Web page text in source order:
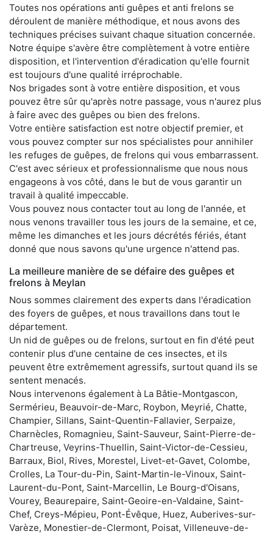
Toutes nos opérations anti guêpes et anti frelons se
déroulent de manière méthodique, et nous avons des
techniques précises suivant chaque situation concernée.
Notre équipe s'avère être complètement à votre entière
disposition, et l'intervention d'éradication qu'elle fournit
est toujours d'une qualité irréprochable.
Nos brigades sont à votre entière disposition, et vous
pouvez être sûr qu'après notre passage, vous n'aurez plus
à faire avec des guêpes ou bien des frelons.
Votre entière satisfaction est notre objectif premier, et
vous pouvez compter sur nos spécialistes pour annihiler
les refuges de guêpes, de frelons qui vous embarrassent.
C'est avec sérieux et professionnalisme que nous nous
engageons à vos côté, dans le but de vous garantir un
travail à qualité impeccable.
Vous pouvez nous contacter tout au long de l'année, et
nous venons travailler tous les jours de la semaine, et ce,
même les dimanches et les jours décrétés fériés, étant
donné que nous savons qu'une urgence n'attend pas.
La meilleure manière de se défaire des guêpes et
frelons à Meylan
Nous sommes clairement des experts dans l'éradication
des foyers de guêpes, et nous travaillons dans tout le
département.
Un nid de guêpes ou de frelons, surtout en fin d'été peut
contenir plus d'une centaine de ces insectes, et ils
peuvent être extrêmement agressifs, surtout quand ils se
sentent menacés.
Nous intervenons également à La Bâtie-Montgascon,
Sermérieu, Beauvoir-de-Marc, Roybon, Meyrié, Chatte,
Champier, Sillans, Saint-Quentin-Fallavier, Serpaize,
Charnècles, Romagnieu, Saint-Sauveur, Saint-Pierre-de-
Chartreuse, Veyrins-Thuellin, Saint-Victor-de-Cessieu,
Barraux, Biol, Rives, Morestel, Livet-et-Gavet, Colombe,
Crolles, La Tour-du-Pin, Saint-Martin-le-Vinoux, Saint-
Laurent-du-Pont, Saint-Marcellin, Le Bourg-d'Oisans,
Vourey, Beaurepaire, Saint-Geoire-en-Valdaine, Saint-
Chef, Creys-Mépieu, Pont-Évêque, Huez, Auberives-sur-
Varèze, Monestier-de-Clermont, Poisat, Villeneuve-de-